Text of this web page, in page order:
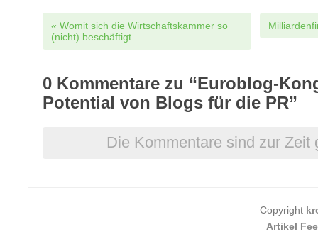
Post navigation
« Womit sich die Wirtschaftskammer so
(nicht) beschäftigt
0 Kommentare zu “Euroblog-
Potential von Blogs für die PR”
Die Kommentare sind zur Zeit
Copyright
Artikel